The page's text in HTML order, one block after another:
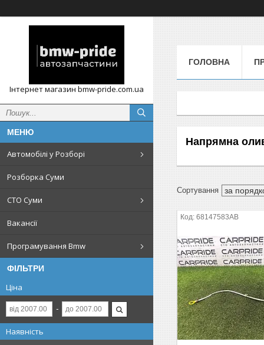
Інтернет магазин bmw-pride.com.ua
Автомобілі у Розборі
Розборка Суми
СТО Суми
Вакансії
Програмування Bmw
ФІЛЬТРИ
Ціна
Наявність
ГОЛОВНА
Напрямна
68147583AB